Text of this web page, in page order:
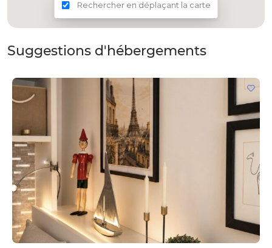
Rechercher en déplaçant la carte
Suggestions d'hébergements